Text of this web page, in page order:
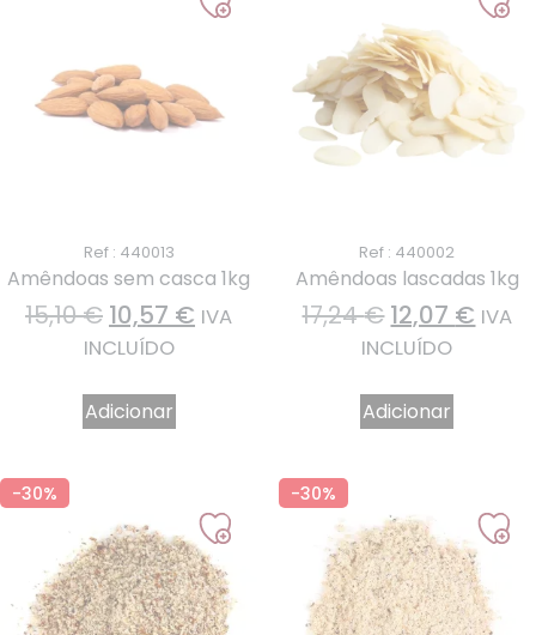
Ref : 440013
Amêndoas sem casca 1kg
15,10€ 10,57 € IVA
INCLUÍDO
Adicionar
Ref : 440002
Amêndoas lascadas 1kg
17,24€12,07 € IVA
INCLUÍDO
Adicionar
-30% -30%